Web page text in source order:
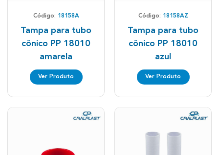
Código: 18158A
Tampa para tubo
cônico PP 18010
amarela
Ver Produto
Código: 18158AZ
Tampa para tubo
cônico PP 18010
azul
Ver Produto